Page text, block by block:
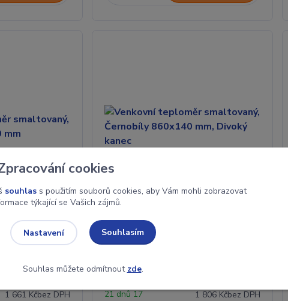
1 661 Kčbez DPH
Venkovní teploměr smaltovaný,
Černobíly 860x140 mm, Divoký kanec
1 806 Kčbez DPH
21 dnů 17
cookies
souhlass použitím souborů cookies, aby Vám mohli zobrazovat
týkající se Vašich zájmů.
Nastavení Souhlasím
Souhlas můžete odmítnout zde.